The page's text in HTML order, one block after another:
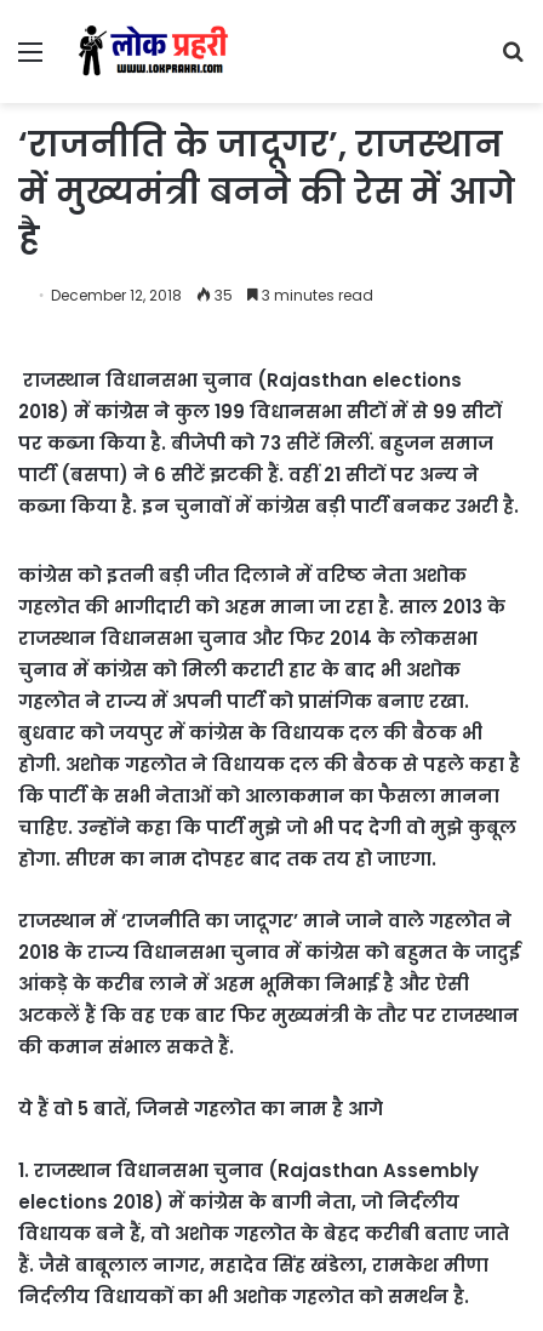
Menu
‘राजनीति के जादूगर’, राजस्‍थान
में मुख्‍यमंत्री बनने की रेस में आगे
है
December 12, 2018 35 3 minutes read
राजस्‍थान विधानसभा चुनाव (Rajasthan elections
2018) में कांग्रेस ने कुल 199 विधानसभा सीटों में से 99 सीटों
पर कब्‍जा किया है. बीजेपी को 73 सीटें मिलीं. बहुजन समाज
पार्टी (बसपा) ने 6 सीटें झटकी हैं. वहीं 21 सीटों पर अन्‍य ने
कब्‍जा किया है. इन चुनावों में कांग्रेस बड़ी पार्टी बनकर उभरी है.
कांग्रेस को इतनी बड़ी जीत दिलाने में वरिष्‍ठ नेता अशोक
गहलोत की भागीदारी को अहम माना जा रहा है. साल 2013 के
राजस्थान विधानसभा चुनाव और फिर 2014 के लोकसभा
चुनाव में कांग्रेस को मिली करारी हार के बाद भी अशोक
गहलोत ने राज्य में अपनी पार्टी को प्रासंगिक बनाए रखा.
बुधवार को जयपुर में कांग्रेस के विधायक दल की बैठक भी
होगी. अशोक गहलोत ने विधायक दल की बैठक से पहले कहा है
कि पार्टी के सभी नेताओं को आलाकमान का फैसला मानना
चाहिए. उन्‍होंने कहा कि पार्टी मुझे जो भी पद देगी वो मुझे कुबूल
होगा. सीएम का नाम दोपहर बाद तक तय हो जाएगा.
राजस्थान में ‘राजनीति का जादूगर’ माने जाने वाले गहलोत ने
2018 के राज्य विधानसभा चुनाव में कांग्रेस को बहुमत के जादुई
आंकड़े के करीब लाने में अहम भूमिका निभाई है और ऐसी
अटकलें हैं कि वह एक बार फिर मुख्यमंत्री के तौर पर राजस्थान
की कमान संभाल सकते हैं.
ये हैं वो 5 बातें, जिनसे गहलोत का नाम है आगे
1. राजस्‍थान विधानसभा चुनाव (Rajasthan Assembly
elections 2018) में कांग्रेस के बागी नेता, जो निर्दलीय
विधायक बने हैं, वो अशोक गहलोत के बेहद करीबी बताए जाते
हैं. जैसे बाबूलाल नागर, महादेव सिंह खंडेला, रामकेश मीणा
निर्दलीय विधायकों का भी अशोक गहलोत को समर्थन है.